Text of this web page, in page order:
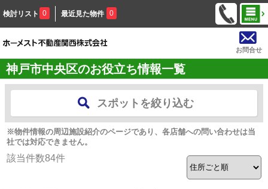
検討リスト 0 最近見た物件 0
お問合せ
神戸市中央区のお役立ち情報一覧
スポットを絞り込む
※物件情報の周辺施設紹介のページであり、各店舗への問い合わせは当
社では対応できません。
該当件数84件